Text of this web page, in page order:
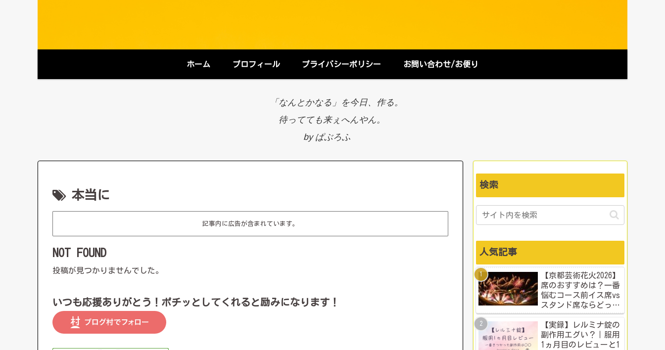
ホーム プロフィール プライバシーポリシー お問い合わせ/お便り
「なんとかなる」を今日、作る。
待ってても来ぇへんやん。
by ぱぶろふ
本当に
記事内に広告が含まれています。
NOT FOUND
投稿が見つかりませんでした。
いつも応援ありがとう！ポチッとしてくれると励みになります！
検索
人気記事
【京都芸術花火2026】
席のおすすめは？一番
悩むコース前イス席vs
スタンド席ならどっ
ち？本音比較！
【実録】レルミナ錠の
副作用エグい？｜服用
1ヵ月目のレビューと1